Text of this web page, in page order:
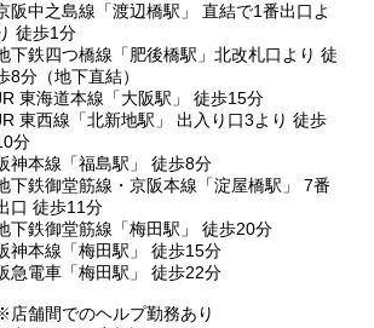
阪中之島線「渡辺橋駅」 直結で1番出口よ
徒歩1分
下鉄四つ橋線「肥後橋駅」北改札口より 徒
8分（地下直結）
東海道本線「大阪駅」 徒歩15分
東西線「北新地駅」 出入り口3より 徒歩
分
神本線「福島駅」 徒歩8分
下鉄御堂筋線・京阪本線「淀屋橋駅」 7番
口 徒歩11分
下鉄御堂筋線「梅田駅」 徒歩20分
神本線「梅田駅」 徒歩15分
急電車「梅田駅」 徒歩22分
店舗間でのヘルプ勤務あり